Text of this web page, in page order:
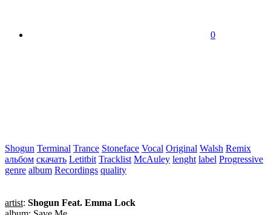
0
Shogun Terminal Trance Stoneface Vocal Original Walsh Remix
альбом скачать Letitbit Tracklist McAuley lenght label Progressive
genre album Recordings quality
artist: Shogun Feat. Emma Lock